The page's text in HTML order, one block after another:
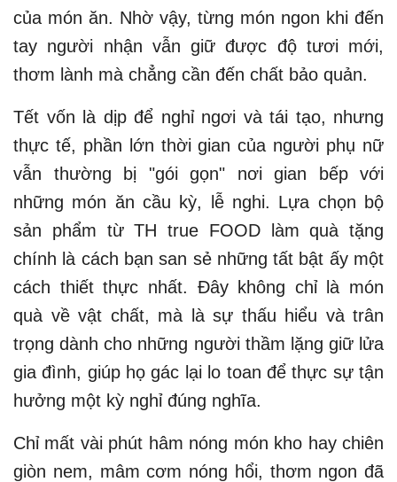
của món ăn. Nhờ vậy, từng món ngon khi đến
tay người nhận vẫn giữ được độ tươi mới,
thơm lành mà chẳng cần đến chất bảo quản.
Tết vốn là dịp để nghỉ ngơi và tái tạo, nhưng
thực tế, phần lớn thời gian của người phụ nữ
vẫn thường bị "gói gọn" nơi gian bếp với
những món ăn cầu kỳ, lễ nghi. Lựa chọn bộ
sản phẩm từ TH true FOOD làm quà tặng
chính là cách bạn san sẻ những tất bật ấy một
cách thiết thực nhất. Đây không chỉ là món
quà về vật chất, mà là sự thấu hiểu và trân
trọng dành cho những người thầm lặng giữ lửa
gia đình, giúp họ gác lại lo toan để thực sự tận
hưởng một kỳ nghỉ đúng nghĩa.
Chỉ mất vài phút hâm nóng món kho hay chiên
giòn nem, mâm cơm nóng hổi, thơm ngon đã